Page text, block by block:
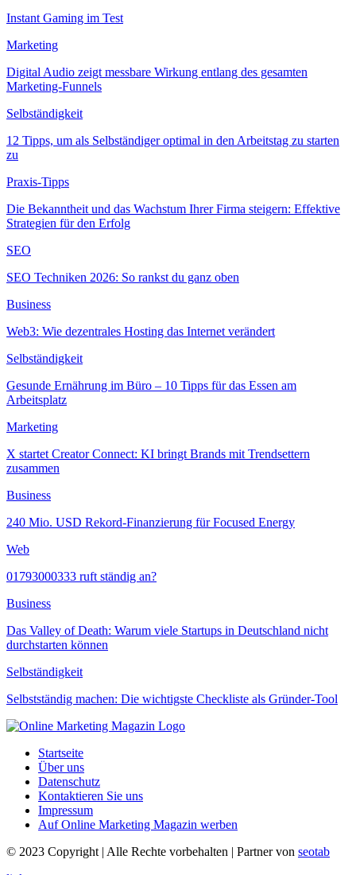
Instant Gaming im Test
Marketing
Digital Audio zeigt messbare Wirkung entlang des gesamten
Marketing-Funnels
Selbständigkeit
12 Tipps, um als Selbständiger optimal in den Arbeitstag zu starten
zu
Praxis-Tipps
Die Bekanntheit und das Wachstum Ihrer Firma steigern: Effektive
Strategien für den Erfolg
SEO
SEO Techniken 2026: So rankst du ganz oben
Business
Web3: Wie dezentrales Hosting das Internet verändert
Selbständigkeit
Gesunde Ernährung im Büro – 10 Tipps für das Essen am
Arbeitsplatz
Marketing
X startet Creator Connect: KI bringt Brands mit Trendsettern
zusammen
Business
240 Mio. USD Rekord-Finanzierung für Focused Energy
Web
01793000333 ruft ständig an?
Business
Das Valley of Death: Warum viele Startups in Deutschland nicht
durchstarten können
Selbständigkeit
Selbstständig machen: Die wichtigste Checkliste als Gründer-Tool
Startseite
Über uns
Datenschutz
Kontaktieren Sie uns
Impressum
Auf Online Marketing Magazin werben
© 2023 Copyright | Alle Rechte vorbehalten | Partner von seotab